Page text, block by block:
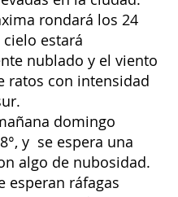
rondará los 24
cielo estará
nublado y el viento
ratos con intensidad
domingo
y  se espera una
algo de nubosidad.
esperan ráfagas